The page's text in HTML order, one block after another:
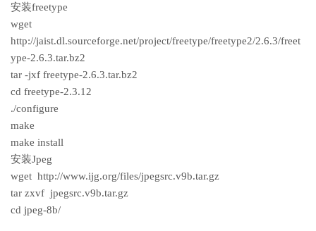
安装freetype
wget
http://jaist.dl.sourceforge.net/project/freetype/freetype2/2.6.3/freet
ype-2.6.3.tar.bz2
tar -jxf freetype-2.6.3.tar.bz2
cd freetype-2.3.12
./configure
make
make install
安装Jpeg
wget http://www.ijg.org/files/jpegsrc.v9b.tar.gz
tar zxvf jpegsrc.v9b.tar.gz
cd jpeg-8b/